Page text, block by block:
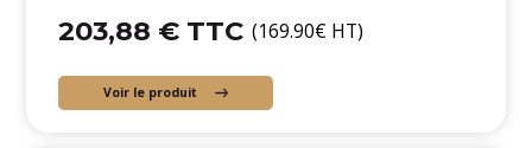
203,88 € TTC (169.90€ HT)
Voir le produit